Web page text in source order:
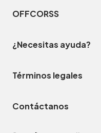
OFFCORSS
¿Necesitas ayuda?
Términos legales
Contáctanos